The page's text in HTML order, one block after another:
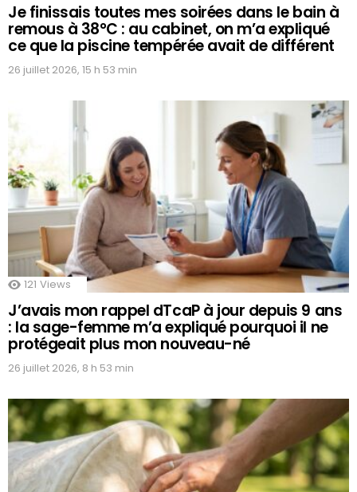
Je finissais toutes mes soirées dans le bain à
remous à 38°C : au cabinet, on m’a expliqué
ce que la piscine tempérée avait de différent
26 juillet 2026, 15 h 53 min
121 Views
J’avais mon rappel dTcaP à jour depuis 9 ans
: la sage-femme m’a expliqué pourquoi il ne
protégeait plus mon nouveau-né
26 juillet 2026, 8 h 53 min